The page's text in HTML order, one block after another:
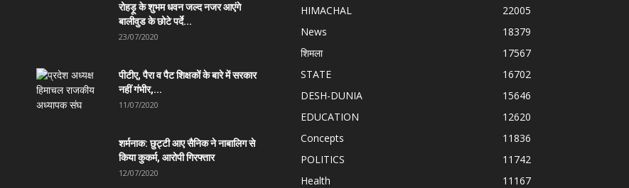
रोहड़ू के शुभम धवन जल्द नजर आएंगे
बालीवुड के छोटे पर्दे...
23/07/2020
पीटीए, पैरा व पैट शिक्षकों के बारे में सरकार
नहीं गंभीर,...
11/07/2020
शर्मनाक: छुट्टी आए सैनिक ने नाबालिग से
किया कुकर्म, आरोपी गिरफ्तार
12/07/2020
HIMACHAL
22005
News
18379
शिमला
17567
STATE
16702
DESH-DUNIA
15646
EDUCATION
12620
Concepts
11836
POLITICS
11742
Health
11167